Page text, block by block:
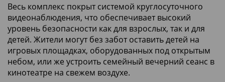
Весь комплекс покрыт системой круглосуточного
видеонаблюдения, что обеспечивает высокий
уровень безопасности как для взрослых, так и для
детей. Жители могут без забот оставить детей на
игровых площадках, оборудованных под открытым
небом, или же устроить семейный вечерний сеанс в
кинотеатре на свежем воздухе.